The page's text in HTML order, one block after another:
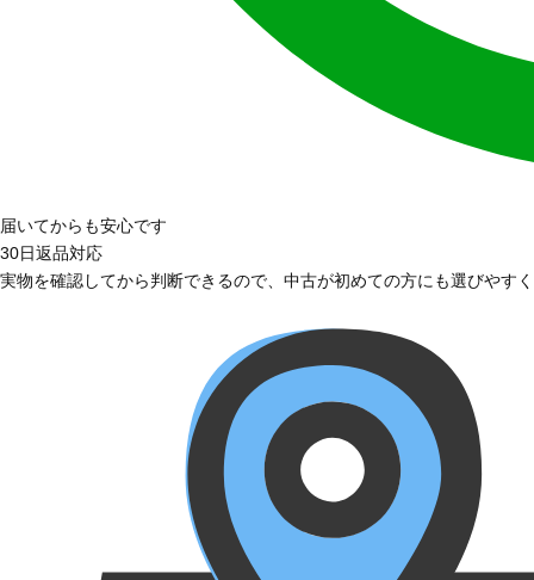
届いてからも安心です
30日返品対応
実物を確認してから判断できるので、中古が初めての方にも選びやす